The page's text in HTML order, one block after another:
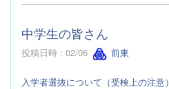
中学生の皆さん
投稿日時 : 02/06 前東
入学者選抜について（受検上の注意）